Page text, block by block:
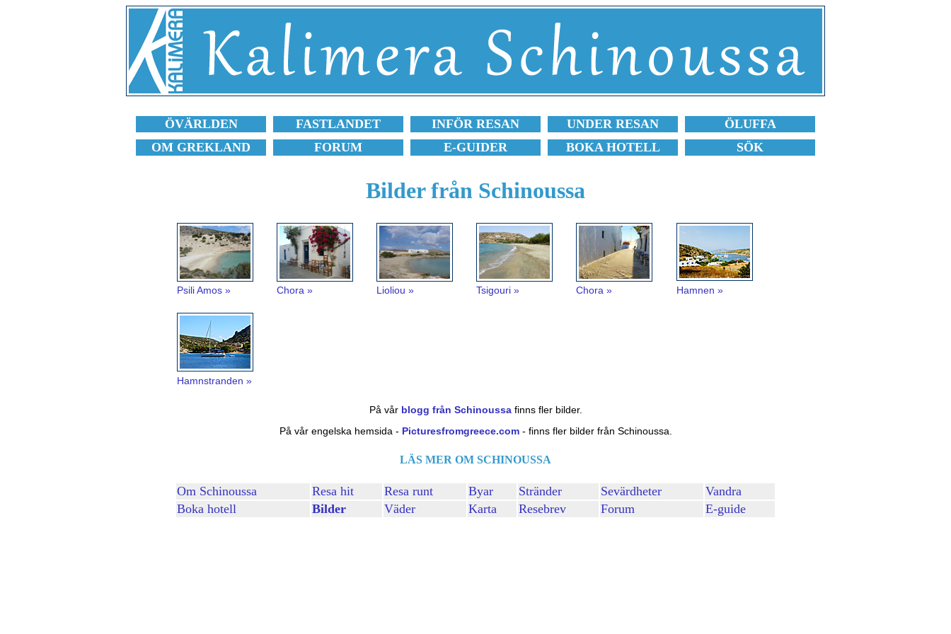
ÖVÄRLDEN FASTLANDET INFÖR RESAN UNDER RESAN
ÖLUFFA
OM GREKLAND
FORUM E-GUIDER BOKA HOTELL SÖK
Bilder från Schinoussa
Psili Amos » Chora » Lioliou » Tsigouri » Chora » Hamnen »
Hamnstranden »
På vår blogg från Schinoussafinns fler bilder.
På vår engelska hemsida - Picturesfromgreece.com - finns fler bilder från Schinoussa.
LÄS MER OM SCHINOUSSA
Om Schinoussa Resa hit Resa runt Byar Stränder Sevärdheter
Vandra
Boka hotell
Bilder Väder Karta Resebrev Forum E-guide